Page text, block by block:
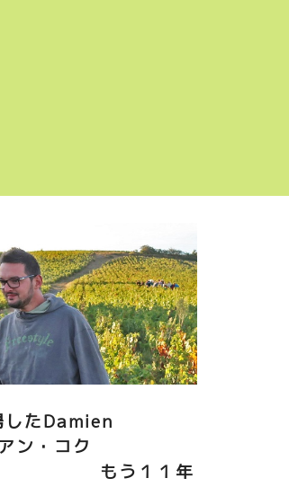
したDamien
ン・コク
う１１年